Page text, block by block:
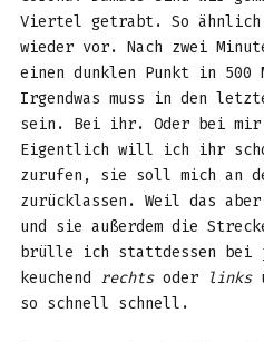
Viertel getrabt. So
wieder vor. Nach zwei
einen dunklen Punkt in 500
Irgendwas muss in den
sein. Bei ihr. Oder bei
Eigentlich will ich ihr
zurufen, sie soll mich an
zurücklassen. Weil das
und sie außerdem die
brülle ich stattdessen bei
keuchend rechtsoder links
so schnell schnell.